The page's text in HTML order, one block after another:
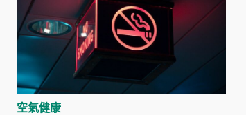
空氣健康